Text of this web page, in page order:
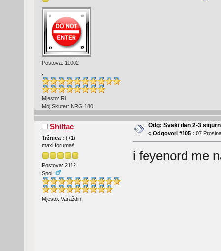
Postova: 11002
Mjesto: Ri
Moj Skuter: NRG 180
Shiltac
Tržnica : (+1)
maxi forumaš
Postova: 2112
Spol:
Mjesto: Varaždin
Odg: Svaki dan 2-3
« Odgovori #105 : 07
i feyenord me